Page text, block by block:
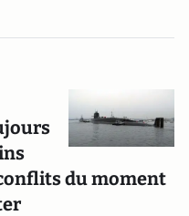
du moment